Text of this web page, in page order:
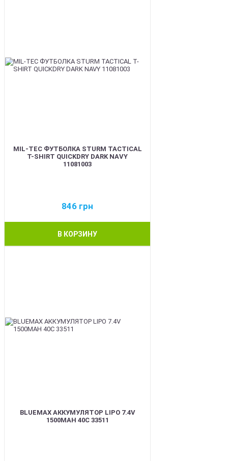
MIL-TEC ФУТБОЛКА STURM TACTICAL
T-SHIRT QUICKDRY DARK NAVY
11081003
846 грн
В КОРЗИНУ
BLUEMAX АККУМУЛЯТОР LIPO 7.4V
1500MAH 40C 33511